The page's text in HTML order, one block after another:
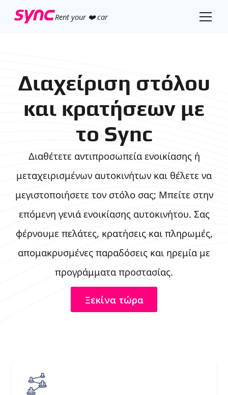
Rent your ❤️ car
Διαχείριση στόλου
και κρατήσεων με
το Sync
Διαθέτετε αντιπροσωπεία ενοικίασης ή
μεταχειρισμένων αυτοκινήτων και θέλετε να
μεγιστοποιήσετε τον στόλο σας; Μπείτε στην
επόμενη γενιά ενοικίασης αυτοκινήτου. Σας
φέρνουμε πελάτες, κρατήσεις και πληρωμές,
απομακρυσμένες παραδόσεις και ηρεμία με
προγράμματα προστασίας.
Ξεκίνα τώρα